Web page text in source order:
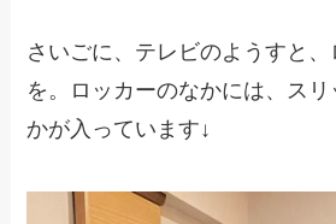
さいごに、テレビのようすと
を。ロッカーのなかには、ス
かが入っています↓